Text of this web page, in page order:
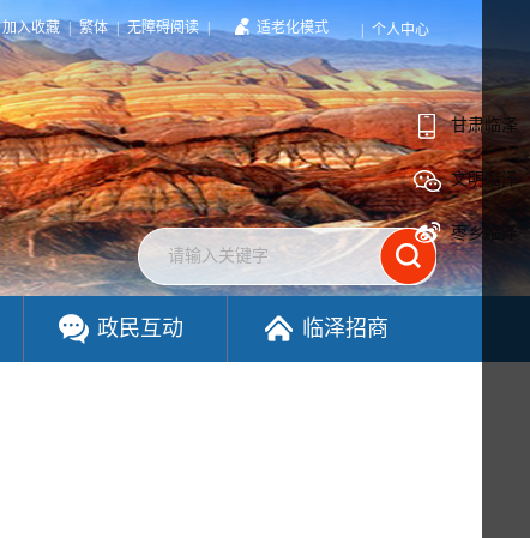
加入收藏 | 繁体 | 无障碍阅读 | 适老化模式 个人中心
政民互动 临泽招商
甘肃临泽
文明临泽
枣乡临泽